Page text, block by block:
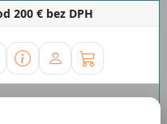
200 € bez DPH